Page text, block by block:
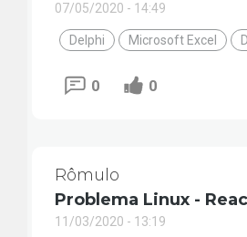
07/05/2020 - 14:49
Delphi Microsoft Excel
0 0
Rômulo
Problema Linux -
11/03/2020 - 13:19